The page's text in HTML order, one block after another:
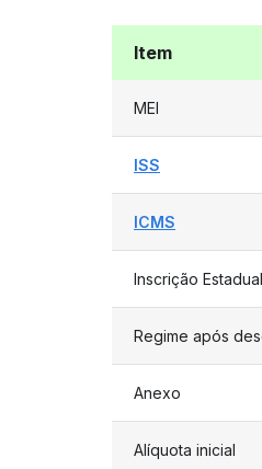
Item
MEI
ISS
ICMS
Inscrição Estadual
Regime após
Anexo
Alíquota inicial